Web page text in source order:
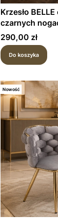
Krzesło
czarnych
Cena
290,00 zł
Do koszyka
Nowość